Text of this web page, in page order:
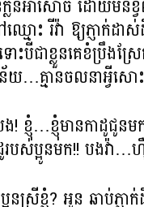
ោះ រីវ៉ា ឱ្យភ្ញាក់ដា
ោះបីជាខ្លួនគេខំប្រឹង
យ…គ្មានចលនាអ្វីសោ
ខ្ញុំ…ខ្ញុំមានកាដូជូនម
បស់ប្អូនមក!! បងវ៉ា
នស្រីខ្ញុំ? អូន ឆាប់ភ្ញា